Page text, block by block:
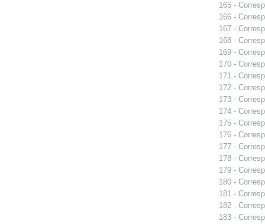
165 -
166 -
167 -
168 -
169 -
170 -
171 -
172 -
173 -
174 -
175 -
176 -
177 -
178 -
179 -
180 -
181 -
182 -
183 -